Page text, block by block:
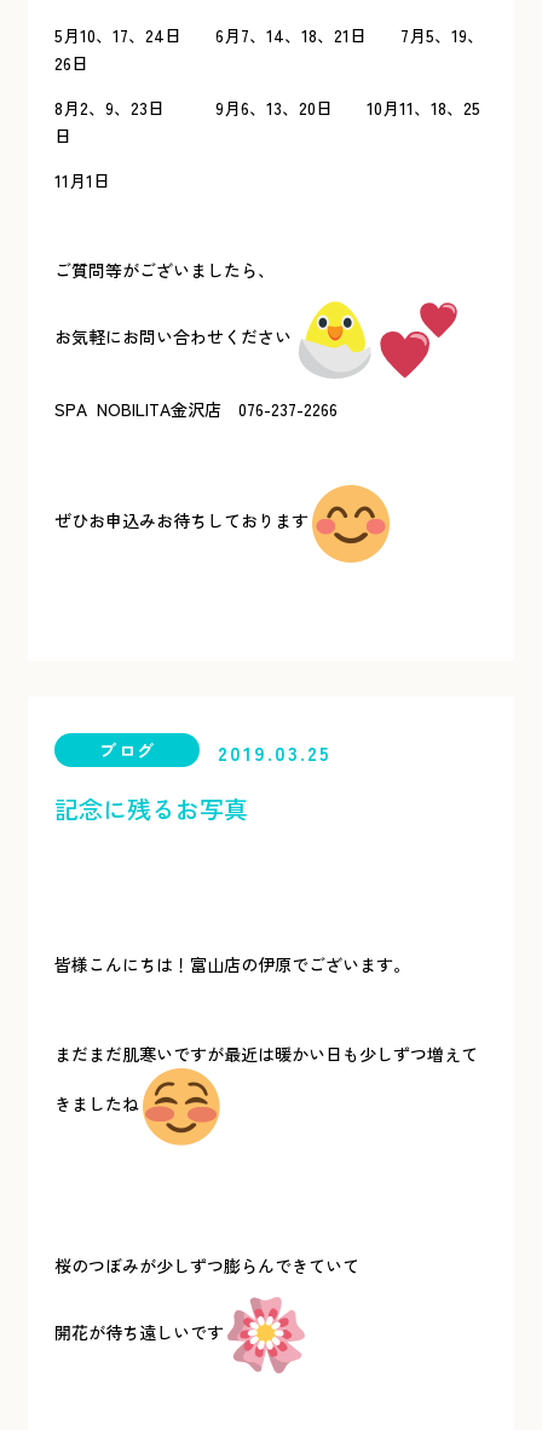
5月10、17、24日 6月7、14、18、21日 7月5、19、
26日
8月2、9、23日 9月6、13、20日 10月11、18、25
日
11月1日
ご質問等がございましたら、
お気軽にお問い合わせください
SPA NOBILITA金沢店 076-237-2266
ぜひお申込みお待ちしております
ブログ 2019.03.25
記念に残るお写真
皆様こんにちは！富山店の伊原でございます。
まだまだ肌寒いですが最近は暖かい日も少しずつ増えて
きましたね
桜のつぼみが少しずつ膨らんできていて
開花が待ち遠しいです